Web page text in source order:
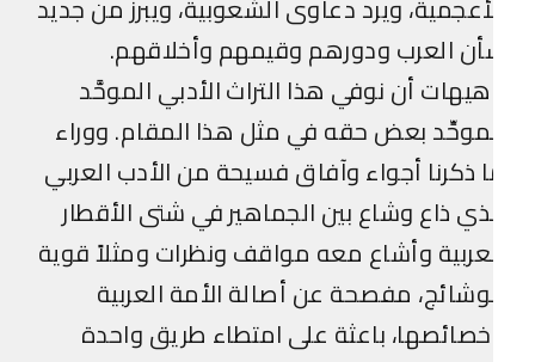
ويرد دعاوى الشعوبية، ويبرز من جديد
العرب ودورهم وقيمهم وأخلاقهم.
أن نوفي هذا التراث الأدبي الموحَّد
بعض حقه في مثل هذا المقام. ووراء
ذكرنا أجواء وآفاق فسيحة من الأدب العربي
ذاع وشاع بين الجماهير في شتى الأقطار
وأشاع معه مواقف ونظرات ومثلاً قوية
مفصحة عن أصالة الأمة العربية
باعثة على امتطاء طريق واحدة